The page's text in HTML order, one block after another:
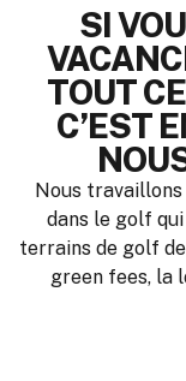
SI
TOUT
C’EST
Nous
dans le golf
terrains de golf
green fees, la
Choisissez les